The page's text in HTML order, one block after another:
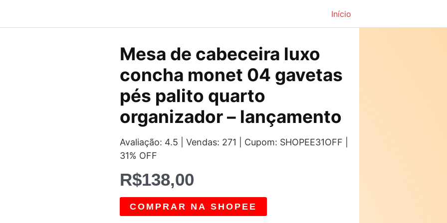
Início
Mesa de cabeceira luxo
concha monet 04 gavetas
pés palito quarto
organizador – lançamento
Avaliação: 4.5 | Vendas: 271 | Cupom: SHOPEE31OFF |
31% OFF
R$138,00
COMPRAR NA SHOPEE